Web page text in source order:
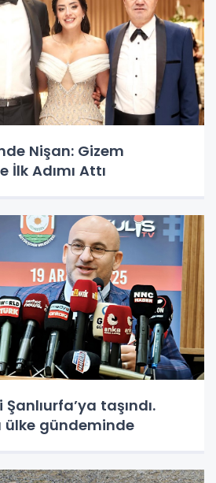
Nişan: Gizem
İlk Adımı Attı
taşındı.
ülke gündeminde